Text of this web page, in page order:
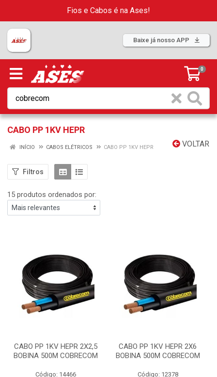
Fios e Cabos é na Ases!
Baixe já nosso APP
0
CABO PP 1KV HEPR
VOLTAR
INÍCIO CABOS ELÉTRICOS CABO PP 1KV HEPR
Filtros
15 produtos ordenados por:
CABO PP 1KV HEPR 2X2,5
BOBINA 500M COBRECOM
Código: 14466
CABO PP 1KV HEPR 2X6
BOBINA 500M COBRECOM
Código: 12378